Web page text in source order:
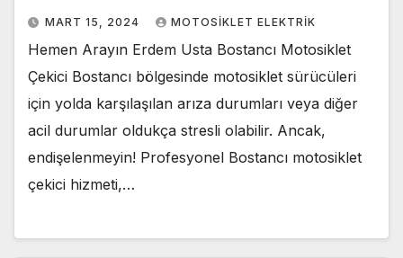
MART 15, 2024 MOTOSIKLET ELEKTRIK
Hemen Arayın Erdem Usta Bostancı Motosiklet
Çekici Bostancı bölgesinde motosiklet sürücüleri
için yolda karşılaşılan arıza durumları veya diğer
acil durumlar oldukça stresli olabilir. Ancak,
endişelenmeyin! Profesyonel Bostancı motosiklet
çekici hizmeti,…